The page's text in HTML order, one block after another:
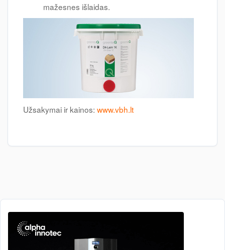
mažesnes išlaidas.
Užsakymai ir kainos: www.vbh.lt